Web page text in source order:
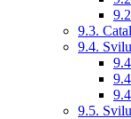
9.3.
9.4.
9.5.